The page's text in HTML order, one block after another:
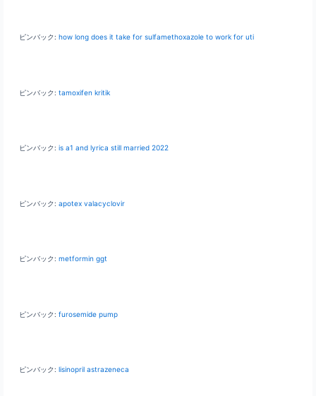
ピンバック: how long does it take for sulfamethoxazole to work for uti
ピンバック: tamoxifen kritik
ピンバック: is a1 and lyrica still married 2022
ピンバック: apotex valacyclovir
ピンバック: metformin ggt
ピンバック: furosemide pump
ピンバック: lisinopril astrazeneca